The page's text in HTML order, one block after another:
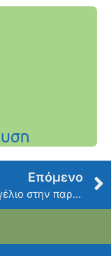
Επόμενο
Άφθονο γέλιο στην παράσταση “Στην υγεία του μακαρίτη” στο Αθλητικό Κέντρο Ν. Ψυχικού